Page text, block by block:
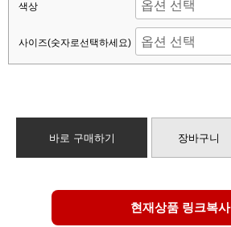
색상
사이즈(숫자로선택하세요)
바로 구매하기 장바구니
현재상품 링크복사